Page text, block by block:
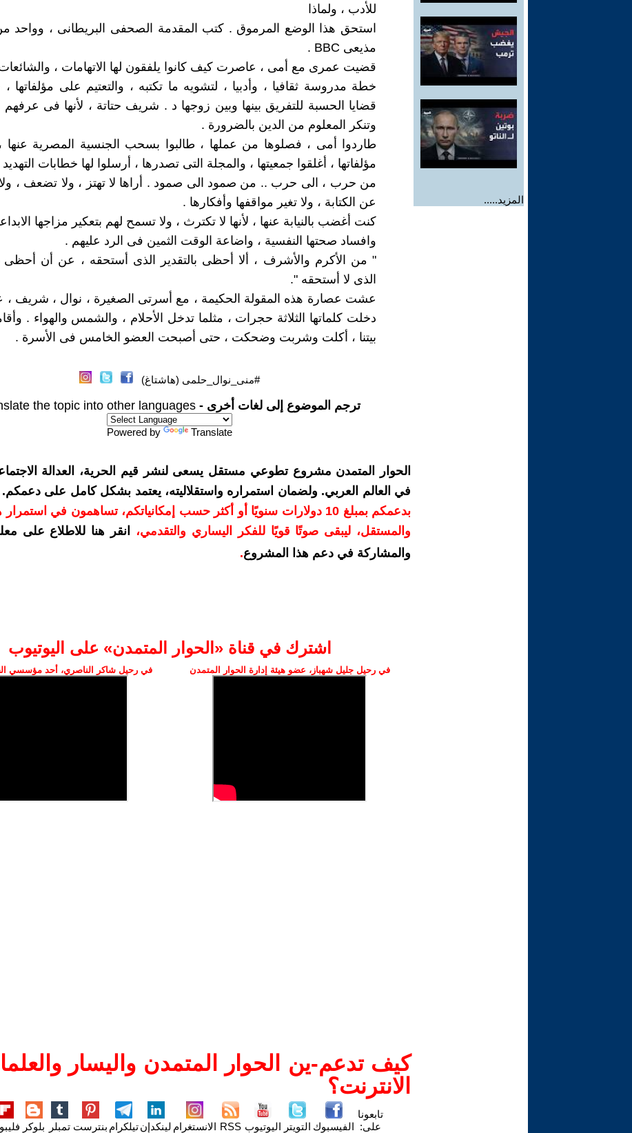
المزيد.....
للأدب ، ولماذا
استحق هذا الوضع المرموق . كتب المقدمة الصحفى البريطانى ، وواحد
مذيعى BBC .
قضيت عمرى مع أمى ، عاصرت كيف كانوا يلفقون لها الاتهامات ،
خطة مدروسة ثقافيا ، وأدبيا ، لتشويه ما تكتبه ، والتعتيم على مؤلفاتها ،
قضايا الحسبة للتفريق بينها وبين زوجها د . شريف حتاتة ، لأنها فى عرفهم
وتنكر المعلوم من الدين بالضرورة .
طاردوا أمى ، فصلوها من عملها ، طالبوا بسحب الجنسية المصرية عنها
مؤلفاتها ، أغلقوا جمعيتها ، والمجلة التى تصدرها ، أرسلوا لها خطابات
من حرب ، الى حرب .. من صمود الى صمود . أراها لا تهتز ، ولا تضعف ،
عن الكتابة ، ولا تغير مواقفها وأفكارها .
كنت أغضب بالنيابة عنها ، لأنها لا تكترث ، ولا تسمح لهم بتعكير مزاجها
وافساد صحتها النفسية ، واضاعة الوقت الثمين فى الرد عليهم .
" من الأكرم والأشرف ، ألا أحظى بالتقدير الذى أستحقه ، عن أن أحظى
الذى لا أستحقه ".
عشت عصارة هذه المقولة الحكيمة ، مع أسرتى الصغيرة ، نوال ، شريف
دخلت كلماتها الثلاثة حجرات ، مثلما تدخل الأحلام ، والشمس والهواء .
بيتنا ، أكلت وشربت وضحكت ، حتى أصبحت العضو الخامس فى الأسرة .
#منى_نوال_حلمى (هاشتاغ)
ترجم الموضوع إلى لغات أخرى - the topic into other languages
Powered by Translate
الحوار المتمدن مشروع تطوعي مستقل يسعى لنشر قيم الحرية، العدالة
في العالم العربي. ولضمان استمراره واستقلاليته، يعتمد بشكل كامل على دعمكم.
بدعمكم بمبلغ 10 دولارات سنويًا أو أكثر حسب إمكانياتكم، تساهمون في
والمستقل، ليبقى صوتًا قويًا للفكر اليساري والتقدمي،
انقر هنا للاطلاع على
والمشاركة في دعم هذا المشروع.
اشترك في قناة ‫«الحوار المتمدن» على اليوتيوب
في رحيل جليل شهباز، عضو هيئة إدارة الحوار المتمدن في رحيل شاكر الناصري، أحد مؤسسي
كيف تدعم-ين الحوار المتمدن واليسار
الانترنت؟
تابعونا
على: الفيسبوك التويتر اليوتيوب RSS الانستغرام لينكدإنتيلكرام بنترست تمبلر بلوكر